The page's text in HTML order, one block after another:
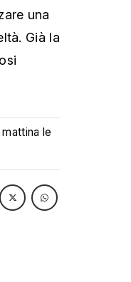
una
Già la
le